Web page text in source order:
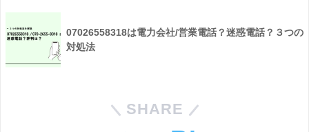
07026558318は電力会社/営業電話？迷惑電話？３つの
対処法
SHARE